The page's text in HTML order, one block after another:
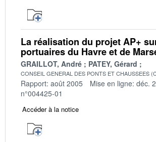
La réalisation du projet AP+
portuaires du Havre et de
GRAILLOT, André PATEY, Gérard
CONSEIL GENERAL DES PONTS ET CHAUSSEES
Rapport: août 2005 Mise en ligne: déc.
n°004425-01
Accéder à la notice